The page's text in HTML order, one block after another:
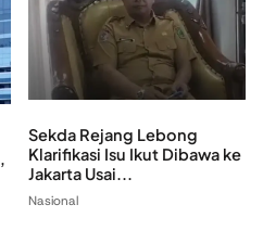
Sekda Rejang Lebong
Klarifikasi Isu Ikut Dibawa ke
Jakarta Usai...
Nasional